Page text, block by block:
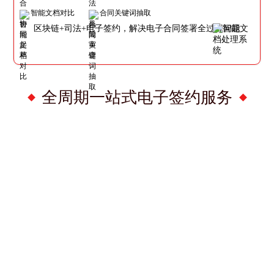
智能文档对比 合同关键词抽取
全周期一站式电子签约服务
区块链+司法+电子签约，解决电子合同签署全过程问题